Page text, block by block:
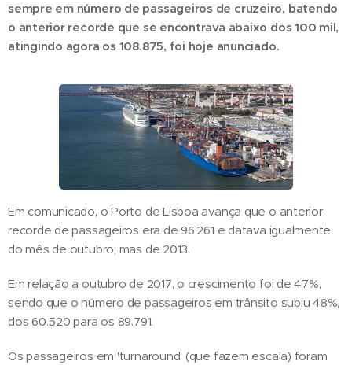
sempre em número de passageiros de cruzeiro, batendo
o anterior recorde que se encontrava abaixo dos 100 mil,
atingindo agora os 108.875, foi hoje anunciado.
Em comunicado, o Porto de Lisboa avança que o anterior
recorde de passageiros era de 96.261 e datava igualmente
do mês de outubro, mas de 2013.
Em relação a outubro de 2017, o crescimento foi de 47%,
sendo que o número de passageiros em trânsito subiu 48%,
dos 60.520 para os 89.791.
Os passageiros em 'turnaround' (que fazem escala) foram